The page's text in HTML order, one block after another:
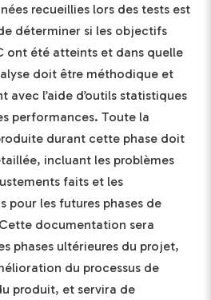
recueillies lors des tests est
déterminer si les objectifs
ont été atteints et dans quelle
doit être méthodique et
avec l’aide d’outils statistiques
performances. Toute la
durant cette phase doit
incluant les problèmes
faits et les
pour les futures phases de
documentation sera
phases ultérieures du projet,
du processus de
produit, et servira de